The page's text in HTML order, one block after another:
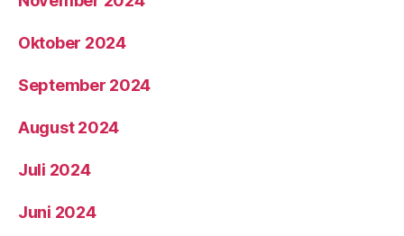
Oktober 2024
September 2024
August 2024
Juli 2024
Juni 2024